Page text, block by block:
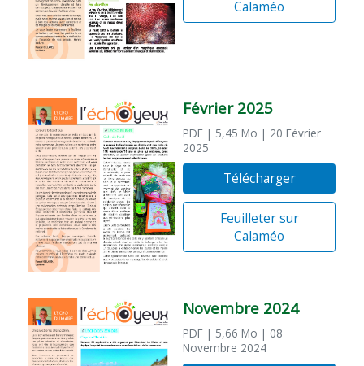
Calaméo
Février 2025
PDF | 5,45 Mo | 20 Février
2025
Télécharger
Feuilleter sur
Calaméo
Novembre 2024
PDF | 5,66 Mo | 08
Novembre 2024